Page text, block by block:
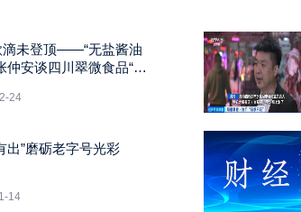
滴未登顶——“无盐酱油
仲安谈四川翠微食品“翠
24
出”磨砺老字号光彩
14